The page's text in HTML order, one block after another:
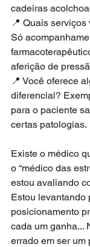
cadeiras
📍 Quais
Só
aferição de
📍 Você oferece
diferencial?
para o paciente
certas patologias.
Existe o médico
o “médico das
estou avaliando
Estou levantando
posicionamento
cada um ganha...
errado em ser um